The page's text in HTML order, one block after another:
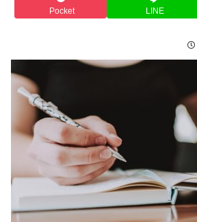
Pocket LINE